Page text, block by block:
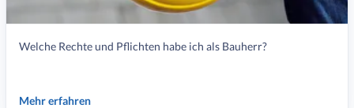
Welche Rechte und Pflichten habe ich als Bauherr?
Mehr erfahren